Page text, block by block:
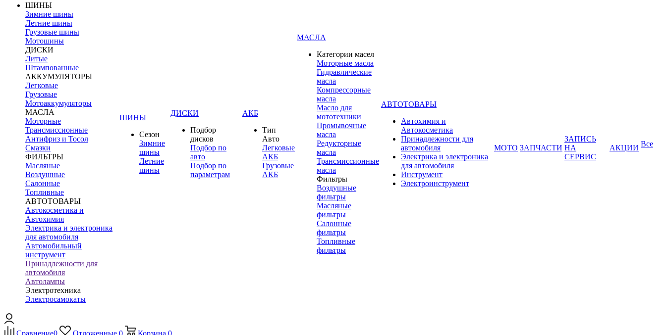
ШИНЫ
Зимние шины
Летние шины
Грузовые шины
Мотошины
ДИСКИ
Литые
Штампованные
АККУМУЛЯТОРЫ
Легковые
Грузовые
Мотоаккумуляторы
МАСЛА
Моторные
Трансмиссионные
Антифриз и Тосол
Смазки
ФИЛЬТРЫ
Масляные
Воздушные
Салонные
Топливные
АВТОТОВАРЫ
Автокосметика и
Автохимия
Электрика и электроника
для автомобиля
Автомобильный
инструмент
Принадлежности для
автомобиля
Автолампы
Электротехника
Электросамокаты
ШИНЫ
Сезон
Зимние
шины
Летние
шины
ДИСКИ
Подбор
дисков
Подбор по
авто
Подбор по
параметрам
АКБ
Тип
Авто
Легковые
АКБ
Грузовые
АКБ
МАСЛА
Категории масел
Моторные масла
Гидравлические
масла
Компрессорные
масла
Масло для
мототехники
Промывочные
масла
Редукторные
масла
Трансмиссионные
масла
Фильтры
Воздушные
фильтры
Масляные
фильтры
Салонные
фильтры
Топливные
фильтры
АВТОТОВАРЫ
Автохимия и
Автокосметика
Принадлежности для
автомобиля
Электрика и электроника
для автомобиля
Инструмент
Электроинструмент
МОТО ЗАПЧАСТИ
ЗАПИСЬ
НА
СЕРВИС
АКЦИИ Все
Сравнение0 Отложенные 0 Корзина 0